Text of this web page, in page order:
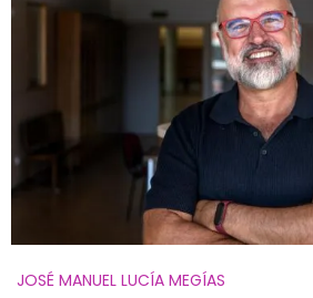
JOSÉ MANUEL LUCÍA MEGÍAS